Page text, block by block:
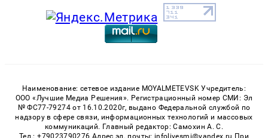
Наименование: сетевое издание MOYALMETEVSK Учредитель:
ООО «Лучшие Медиа Решения». Регистрационный номер СМИ: Эл
№ ФС77-79274 от 16.10.2020г, выдано Федеральной службой по
надзору в сфере связи, информационных технологий и массовых
коммуникаций. Главный редактор: Самохин А. С.
Тел.: +79023790276 Адрес эл. почты: infolivesmi@yandex.ru При